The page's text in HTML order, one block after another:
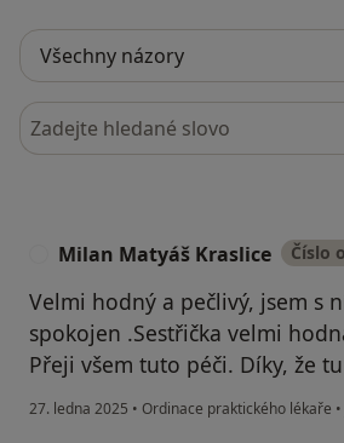
Hledejte v názorech
Milan Matyáš Kraslice Číslo
Velmi hodný a pečlivý, jsem s
spokojen .Sestřička velmi
Přeji všem tuto péči. Díky, že
27. ledna 2025 • Ordinace praktického lékaře •